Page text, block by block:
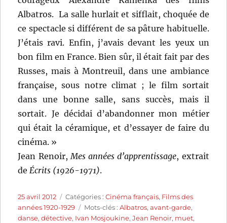
Albatros. La salle hurlait et sifflait, choquée de
ce spectacle si différent de sa pâture habituelle.
J’étais ravi. Enfin, j’avais devant les yeux un
bon film en France. Bien sûr, il était fait par des
Russes, mais à Montreuil, dans une ambiance
française, sous notre climat ; le film sortait
dans une bonne salle, sans succès, mais il
sortait. Je décidai d’abandonner mon métier
qui était la céramique, et d’essayer de faire du
cinéma. »
Jean Renoir, Mes années d’apprentissage, extrait
de Écrits (1926-1971).
Publié
le
25 avril 2012 Catégories
Catégories :Cinéma français, Films des
années 1920-1929
Étiquettes
Mots-clés :Albatros,avant-garde,
danse,détective, Ivan Mosjoukine,Jean Renoir, muet,